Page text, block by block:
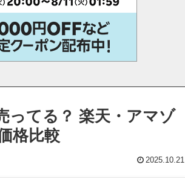
ってる？ 楽天・アマゾ
格比較
2025.10.21